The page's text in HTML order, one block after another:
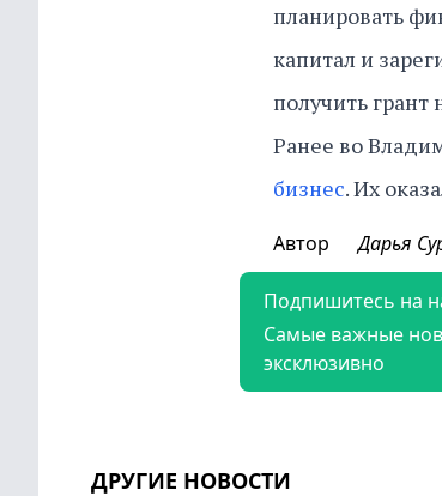
планировать
капитал и
получить грант
Ранее во
бизнес. Их
Автор Дарья
Подпишитесь на
Самые важные
эксклюзивно
ДРУГИЕ НОВОСТИ